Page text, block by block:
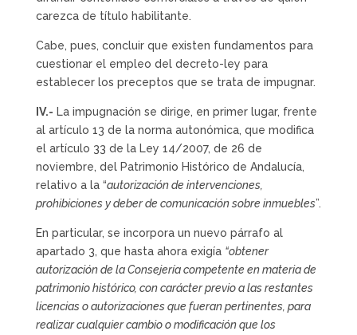
carezca de título habilitante.
Cabe, pues, concluir que existen fundamentos para
cuestionar el empleo del decreto-ley para
establecer los preceptos que se trata de impugnar.
IV.- La impugnación se dirige, en primer lugar, frente
al artículo 13 de la norma autonómica, que modifica
el artículo 33 de la Ley 14/2007, de 26 de
noviembre, del Patrimonio Histórico de Andalucía,
relativo a la “autorización de intervenciones,
prohibiciones y deber de comunicación sobre inmuebles”.
En particular, se incorpora un nuevo párrafo al
apartado 3, que hasta ahora exigía “obtener
autorización de la Consejería competente en materia de
patrimonio histórico, con carácter previo a las restantes
licencias o autorizaciones que fueran pertinentes, para
realizar cualquier cambio o modificación que los